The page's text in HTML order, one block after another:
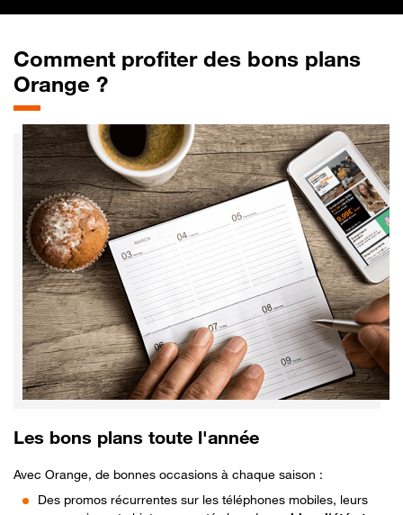
Comment profiter des bons plans
Orange ?
Les bons plans toute l'année
Avec Orange, de bonnes occasions à chaque saison :
Des promos récurrentes sur les téléphones mobiles, leurs